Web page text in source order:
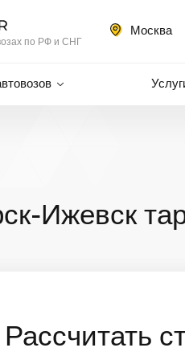
по РФ и СНГ
Москва
Ижевск
Рассчитать